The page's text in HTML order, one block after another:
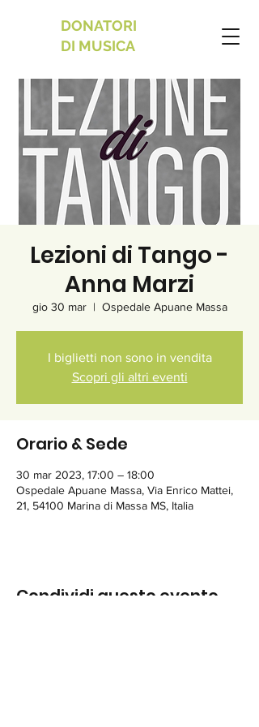
DONATORI
DI MUSICA
Lezioni di Tango -
Anna Marzi
gio 30 mar
  |
Ospedale Apuane Massa
I biglietti non sono in vendita
Scopri gli altri eventi
Orario & Sede
30 mar 2023, 17:00 – 18:00
Ospedale Apuane Massa, Via Enrico Mattei,
21, 54100 Marina di Massa MS, Italia
Condividi questo evento